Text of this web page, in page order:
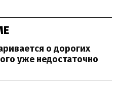
о дорогих
уже недостаточно